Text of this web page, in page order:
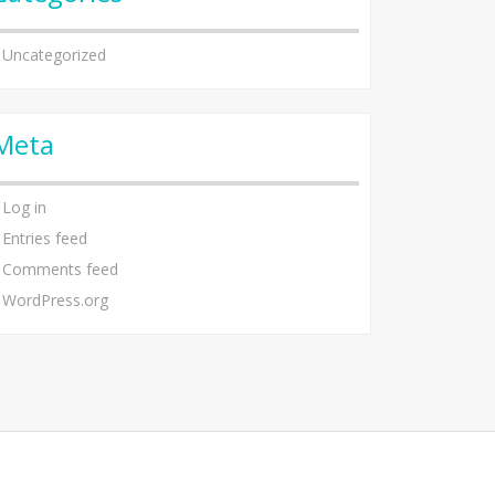
Uncategorized
Log in
Entries feed
Comments feed
WordPress.org